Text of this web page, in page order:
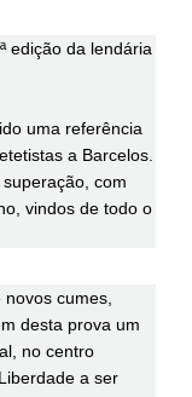
edição da lendária
uma referência
a Barcelos.
com
vindos de todo o
cumes,
desta prova um
no centro
a ser